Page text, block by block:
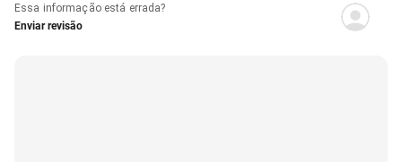
Essa informação está errada?
Enviar revisão